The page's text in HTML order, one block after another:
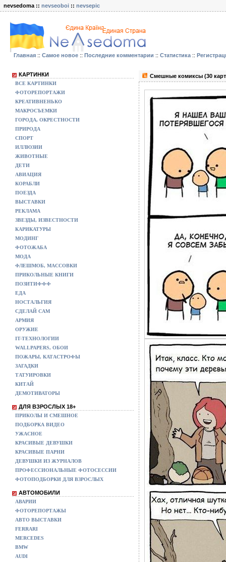
nevsedoma :: nevseoboi :: nevsepic
Главная :: Самое новое :: Последние комментарии :: Статистика ::
КАРТИНКИ
ВСЕ КАРТИНКИ
ФОТОРЕПОРТАЖИ
КРЕАТИВНЕНЬКО
МАКРОСЪЕМКИ
ГОРОДА, ОКРЕСТНОСТИ
ПРИРОДА
СПОРТ
ИЛЛЮЗИИ
ЖИВОТНЫЕ
ДЕТИ
АВИАЦИЯ
КОРАБЛИ
ПОЕЗДА
ВЫСТАВКИ
РЕКЛАМА
ЗВЕЗДЫ, ИЗВЕСТНОСТИ
КАРИКАТУРЫ
МОДИНГ
ФОТОЖАБА
МОДА
ФЛЕШМОБ, МАССОВКИ
ПРИКОЛЬНЫЕ КНИГИ
ПОЗИТИФФФ
ЕДА
НОСТАЛЬГИЯ
СДЕЛАЙ САМ
АРМИЯ
ОРУЖИЕ
IT-ТЕХНОЛОГИИ
WALLPAPERS, ОБОИ
ПОЖАРЫ, КАТАСТРОФЫ
ЗАГАДКИ
ТАТУИРОВКИ
КИТАЙ
ДЕМОТИВАТОРЫ
ДЛЯ ВЗРОСЛЫХ 18+
ПРИКОЛЫ И СМЕШНОЕ
ПОДБОРКА ВИДЕО
УЖАСНОЕ
КРАСИВЫЕ ДЕВУШКИ
КРАСИВЫЕ ПАРНИ
ДЕВУШКИ ИЗ ЖУРНАЛОВ
ПРОФЕССИОНАЛЬНЫЕ ФОТОСЕССИИ
ФОТОПОДБОРКИ ДЛЯ ВЗРОСЛЫХ
АВТОМОБИЛИ
АВАРИИ
ФОТОРЕПОРТАЖЫ
АВТО ВЫСТАВКИ
FERRARI
MERCEDES
BMW
AUDI
Смешные комиксы (30